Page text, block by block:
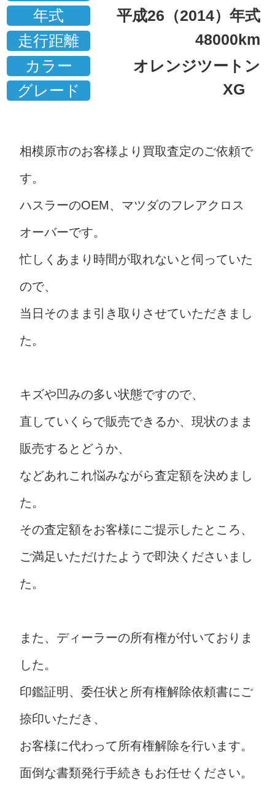
年式
平成26（2014）年式
走行距離
48000km
カラー
オレンジツートン
グレード
XG
相模原市のお客様より買取査定のご依頼で
す。
ハスラーのOEM、マツダのフレアクロス
オーバーです。
忙しくあまり時間が取れないと伺っていた
ので、
当日そのまま引き取りさせていただきまし
た。
キズや凹みの多い状態ですので、
直していくらで販売できるか、現状のまま
販売するとどうか、
などあれこれ悩みながら査定額を決めまし
た。
その査定額をお客様にご提示したところ、
ご満足いただけたようで即決くださいまし
た。
また、ディーラーの所有権が付いておりま
した。
印鑑証明、委任状と所有権解除依頼書にご
捺印いただき、
お客様に代わって所有権解除を行います。
面倒な書類発行手続きもお任せください。